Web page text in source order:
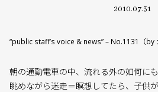
2010.07.31
“public staff’s voice & news” – No.1131（by
朝の通勤電車の中、流れる外の如何に
眺めながら迷走＝瞑想してたら、子供